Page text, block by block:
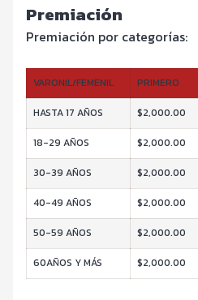
Premiación
Premiación por categorías:
VARONIL/FEMENIL PRIMERO
HASTA 17 AÑOS $2,000.00
18-29 AÑOS $2,000.00
30-39 AÑOS $2,000.00
40-49 AÑOS $2,000.00
50-59 AÑOS $2,000.00
60AÑOS Y MÁS $2,000.00